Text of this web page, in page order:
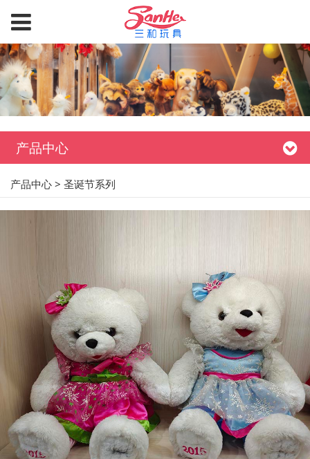
产品中心
产品中心 >圣诞节系列